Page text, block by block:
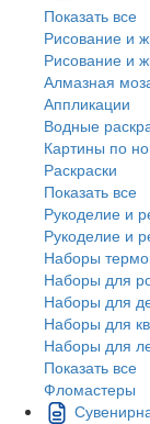
Показать все
Рисование и
Рисование и
Алмазная
Аппликации
Водные
Картины по
Раскраски
Показать все
Рукоделие и
Рукоделие и
Наборы
Наборы для
Наборы для
Наборы для
Наборы для
Показать все
Фломастеры